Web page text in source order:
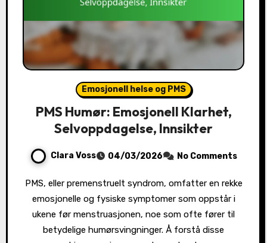
Emosjonell helse og PMS
PMS Humør: Emosjonell Klarhet,
Selvoppdagelse, Innsikter
Clara Voss 04/03/2026 No Comments
PMS, eller premenstruelt syndrom, omfatter en rekke
emosjonelle og fysiske symptomer som oppstår i
ukene før menstruasjonen, noe som ofte fører til
betydelige humørsvingninger. Å forstå disse